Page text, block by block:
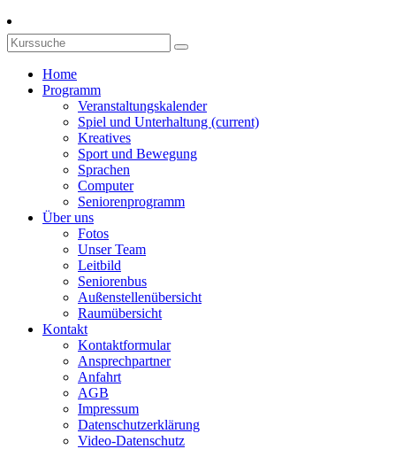
Home
Programm
Veranstaltungskalender
Spiel und Unterhaltung (current)
Kreatives
Sport und Bewegung
Sprachen
Computer
Seniorenprogramm
Über uns
Fotos
Unser Team
Leitbild
Seniorenbus
Außenstellenübersicht
Raumübersicht
Kontakt
Kontaktformular
Ansprechpartner
Anfahrt
AGB
Impressum
Datenschutzerklärung
Video-Datenschutz